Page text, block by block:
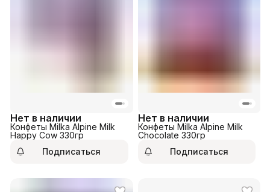
Нет в наличии
Конфеты Milka Alpine Milk
Happy Cow 330гр
Подписаться
Нет в наличии
Конфеты Milka Alpine Milk
Chocolate 330гр
Подписаться